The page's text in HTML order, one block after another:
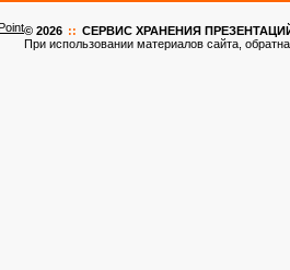
© 2026 :: CЕРВИС ХРАНЕНИЯ ПРЕЗЕНТАЦИЙ
При использовании материалов сайта,